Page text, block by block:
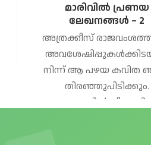
മാരിവിൽ പ്രണയ
ലേഖനങ്ങൾ – 2
അത്രക്കീസ്
നിന്ന് ആ പഴയ കവിത
തിരഞ്ഞുപിടിക്കും.
ഭൂതകാലത്തിൽ നീ